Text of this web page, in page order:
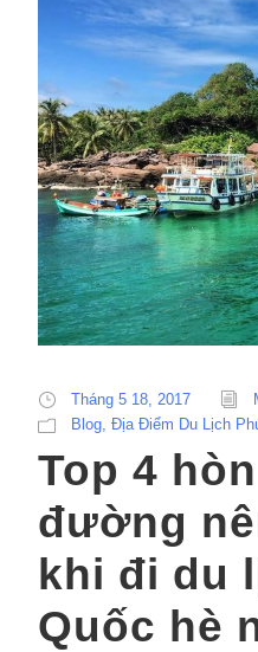
Tháng 5 18, 2017
Blog Địa Điểm Du Lịch
Top 4
đường
khi đi du
Quốc hè